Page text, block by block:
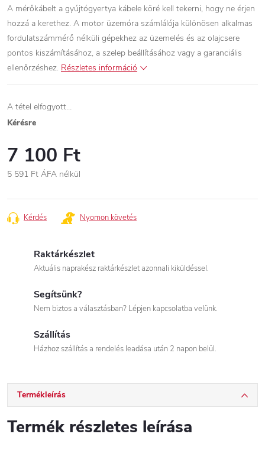
A mérőkábelt a gyújtógyertya kábele köré kell tekerni, hogy ne érjen
hozzá a kerethez. A motor üzemóra számlálója különösen alkalmas
fordulatszámmérő nélküli gépekhez az üzemelés és az olajcsere
pontos kiszámításához, a szelep beállításához vagy a garanciális
ellenőrzéshez. Részletes információ
A tétel elfogyott…
Kérésre
7 100 Ft
5 591 Ft ÁFA nélkül
Kérdés Nyomon követés
Raktárkészlet
Aktuális naprakész raktárkészlet azonnali kiküldéssel.
Segítsünk?
Nem biztos a választásban? Lépjen kapcsolatba velünk.
Szállítás
Házhoz szállítás a rendelés leadása után 2 napon belül.
Termékleírás
Termék részletes leírása